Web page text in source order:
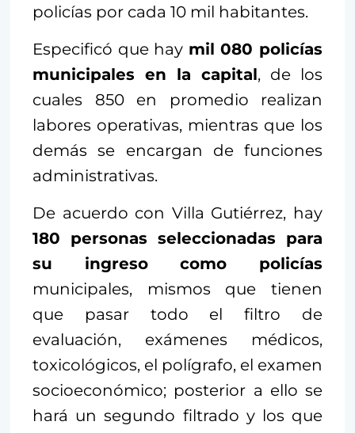
policías por cada 10 mil habitantes.
Especificó que hay mil 080 policías
municipales en la capital, de los
cuales 850 en promedio realizan
labores operativas, mientras que los
demás se encargan de funciones
administrativas.
De acuerdo con Villa Gutiérrez, hay
180 personas seleccionadas para
su ingreso como policías
municipales, mismos que tienen
que pasar todo el filtro de
evaluación, exámenes médicos,
toxicológicos, el polígrafo, el examen
socioeconómico; posterior a ello se
hará un segundo filtrado y los que